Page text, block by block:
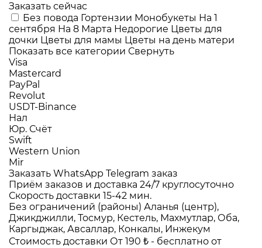
Заказать сейчас
Без повода Гортензии Монобукеты На 1
сентября На 8 Марта Недорогие Цветы для
дочки Цветы для мамы Цветы на день матери
Показать все категории Свернуть
Visa
Mastercard
PayPal
Revolut
USDT-Binance
Нал
Юр. Счёт
Swift
Western Union
Mir
Заказать WhatsApp Telegram заказ
Приём заказов и доставка 24/7 круглосуточно
Скорость доставки 15-42 мин.
Без ограничений (районы) Аланья (центр),
Джикджилли, Тосмур, Кестель, Махмутлар, Оба,
Каргыджак, Авсаллар, Конкалы, Инжекум
Стоимость доставки От 190 ₺ - бесплатно от